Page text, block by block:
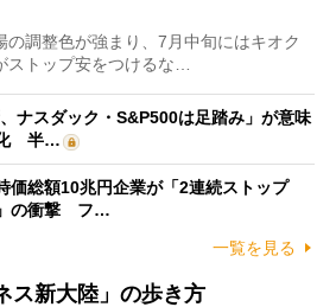
調整色が強まり、7月中旬にはキオク
ストップ安をつけるな…
、ナスダック・S&P500は足踏み」が意味
化 半…
価総額10兆円企業が「2連続ストップ
の衝撃 フ…
一覧を見る
ス新大陸」の歩き方